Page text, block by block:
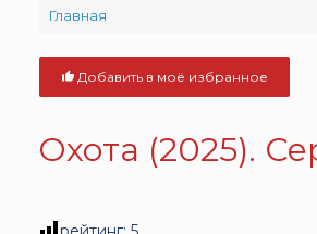
Главная
Добавить в моё избранное
Охота (2025).